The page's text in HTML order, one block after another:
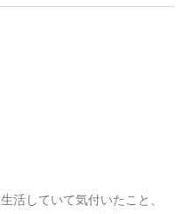
生活していて気付いたこと、